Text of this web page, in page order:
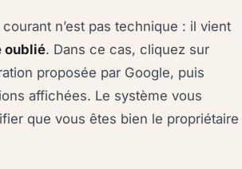
n’est pas technique : il vient
oublié. Dans ce cas, cliquez sur
proposée par Google, puis
affichées. Le système vous
que vous êtes bien le propriétaire